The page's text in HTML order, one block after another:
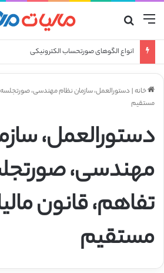
منو
انواع الگوهای صورتحساب الکترونیکی
خانه| دستورالعمل، سازمان نظام مهندسی،
مستقیم
دستورالعمل،
مهندسی،
تفاهم، قانون
مستقیم